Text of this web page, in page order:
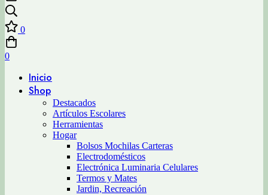
0
0
Inicio
Shop
Destacados
Artículos Escolares
Herramientas
Hogar
Bolsos Mochilas Carteras
Electrodomésticos
Electrónica Luminaria Celulares
Termos y Mates
Jardin, Recreación